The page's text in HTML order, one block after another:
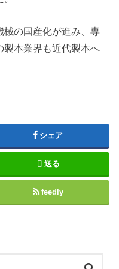
械の国産化が進み、専
製本業界も近代製本へ
シェア
送る
feedly